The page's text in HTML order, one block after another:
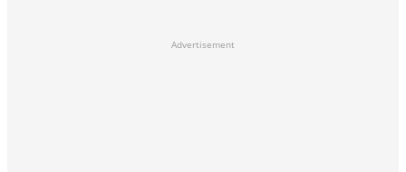
Advertisement